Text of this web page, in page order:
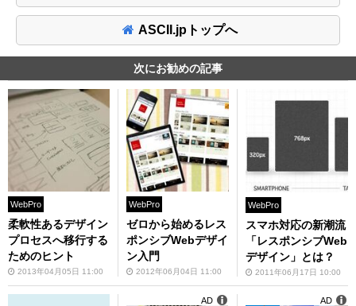
ASCII.jpトップへ
次にお勧めの記事
WebPro
柔軟性あるデザイン
プロセスへ移行する
ためのヒント
2013年04月05日 11:00
WebPro
ゼロから始めるレス
ポンシブWebデザイ
ン入門
2012年06月04日 11:00
WebPro
スマホ対応の新潮流
「レスポンシブWeb
デザイン」とは？
2011年06月17日 10:00
AD AD